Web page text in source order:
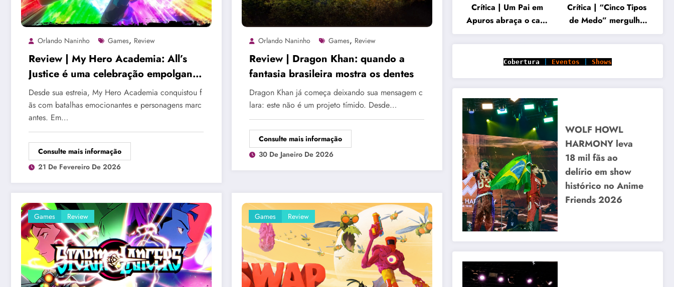
Orlando Naninho Games, Review
Review | My Hero Academia: All’s
Justice é uma celebração empolgante
que honra o clímax da série
Desde sua estreia, My Hero Academia conquistou f
ãs com batalhas emocionantes e personagens marc
antes. Em…
Consulte mais informação
21 De Fevereiro De 2026
Orlando Naninho Games, Review
Review | Dragon Khan: quando a
fantasia brasileira mostra os dentes
Dragon Khan já começa deixando sua mensagem c
lara: este não é um projeto tímido. Desde…
Consulte mais informação
30 De Janeiro De 2026
Games Review Games Review
Crítica | Um Pai em
Apuros abraça o caos
familiar e acerta no
carisma
Crítica | “Cinco Tipos
de Medo” mergulha
em histórias cruzadas
marcadas por perda e
vingança
Cobertura Eventos Shows
WOLF HOWL
HARMONY leva
18 mil fãs ao
delírio em show
histórico no Anime
Friends 2026